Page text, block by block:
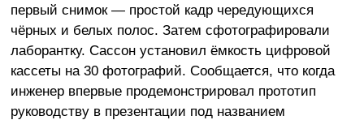
первый снимок — простой кадр чередующихся
чёрных и белых полос. Затем сфотографировали
лаборантку. Сассон установил ёмкость цифровой
кассеты на 30 фотографий. Сообщается, что когда
инженер впервые продемонстрировал прототип
руководству в презентации под названием